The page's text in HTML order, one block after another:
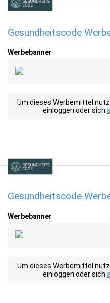
Gesundheitscode
Werbebanner
Um dieses Werbemittel
einloggen oder sich
Gesundheitscode
Werbebanner
Um dieses Werbemittel
einloggen oder sich